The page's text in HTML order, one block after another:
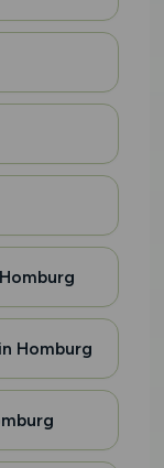
Homburg